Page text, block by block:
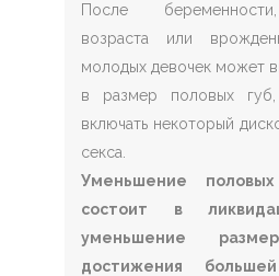
После
возраста или
молодых девочек может
в размер половых
включать некоторый
секса.
Уменьшение
состоит в
уменьшение
достижения